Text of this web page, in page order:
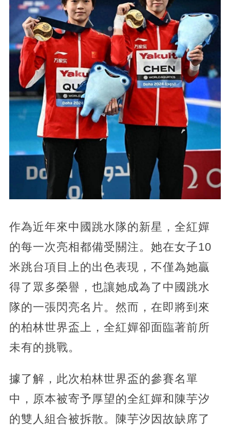
作為近年來中國跳水隊的新星，全紅嬋
的每一次亮相都備受關注。她在女子10
米跳台項目上的出色表現，不僅為她贏
得了眾多榮譽，也讓她成為了中國跳水
隊的一張閃亮名片。然而，在即將到來
的柏林世界盃上，全紅嬋卻面臨著前所
未有的挑戰。
據了解，此次柏林世界盃的參賽名單
中，原本被寄予厚望的全紅嬋和陳芋汐
的雙人組合被拆散。陳芋汐因故缺席了